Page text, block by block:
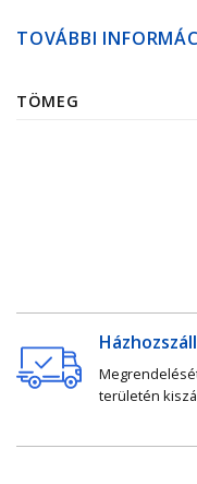
TOVÁBBI
TÖMEG
területén